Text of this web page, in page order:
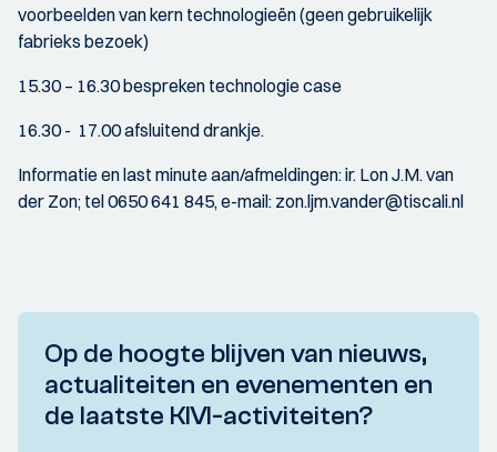
voorbeelden van kern technologieën (geen gebruikelijk
fabrieks bezoek)
15.30 – 16.30 bespreken technologie case
16.30 - 17.00 afsluitend drankje.
Informatie en last minute aan/afmeldingen: ir. Lon J.M. van
der Zon; tel 0650 641 845, e-mail: zon.ljm.vander@tiscali.nl
Op de hoogte blijven van nieuws,
actualiteiten en evenementen en
de laatste KIVI-activiteiten?